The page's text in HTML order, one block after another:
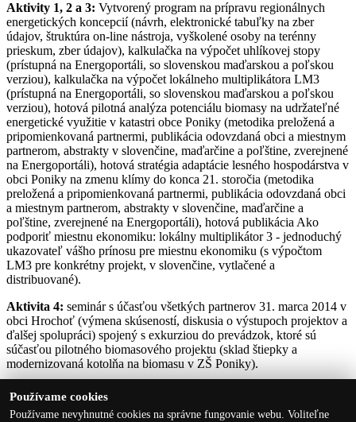
Aktivity 1, 2 a 3: Vytvorený program na prípravu regionálnych
energetických koncepcií (návrh, elektronické tabuľky na zber
údajov, štruktúra on-line nástroja, vyškolené osoby na terénny
prieskum, zber údajov), kalkulačka na výpočet uhlíkovej stopy
(prístupná na Energoportáli, so slovenskou maďarskou a poľskou
verziou), kalkulačka na výpočet lokálneho multiplikátora LM3
(prístupná na Energoportáli, so slovenskou maďarskou a poľskou
verziou), hotová pilotná analýza potenciálu biomasy na udržateľné
energetické využitie v katastri obce Poniky (metodika preložená a
pripomienkovaná partnermi, publikácia odovzdaná obci a miestnym
partnerom, abstrakty v slovenčine, maďarčine a poľštine, zverejnené
na Energoportáli), hotová stratégia adaptácie lesného hospodárstva v
obci Poniky na zmenu klímy do konca 21. storočia (metodika
preložená a pripomienkovaná partnermi, publikácia odovzdaná obci
a miestnym partnerom, abstrakty v slovenčine, maďarčine a
poľštine, zverejnené na Energoportáli), hotová publikácia Ako
podporiť miestnu ekonomiku: lokálny multiplikátor 3 - jednoduchý
ukazovateľ vášho prínosu pre miestnu ekonomiku (s výpočtom
LM3 pre konkrétny projekt, v slovenčine, vytlačené a
distribuované).
Aktivita 4: seminár s účasťou všetkých partnerov 31. marca 2014 v
obci Hrochoť (výmena skúseností, diskusia o výstupoch projektov a
ďalšej spolupráci) spojený s exkurziou do prevádzok, ktoré sú
súčasťou pilotného biomasového projektu (sklad štiepky a
modernizovaná kotolňa na biomasu v ZŠ Poniky).
Používame cookies
Používame nevyhnutné cookies na správne fungovanie webu. Voliteľne